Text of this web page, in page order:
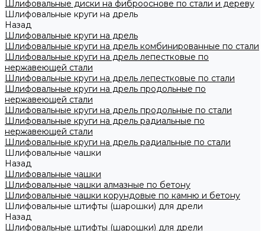
Шлифовальные диски на фиброоснове по стали и дереву
Шлифовальные круги на дрель
Назад
Шлифовальные круги на дрель
Шлифовальные круги на дрель комбинированные по стали
Шлифовальные круги на дрель лепестковые по
нержавеющей стали
Шлифовальные круги на дрель лепестковые по стали
Шлифовальные круги на дрель продольные по
нержавеющей стали
Шлифовальные круги на дрель продольные по стали
Шлифовальные круги на дрель радиальные по
нержавеющей стали
Шлифовальные круги на дрель радиальные по стали
Шлифовальные чашки
Назад
Шлифовальные чашки
Шлифовальные чашки алмазные по бетону
Шлифовальные чашки корундовые по камню и бетону
Шлифовальные штифты (шарошки) для дрели
Назад
Шлифовальные штифты (шарошки) для дрели